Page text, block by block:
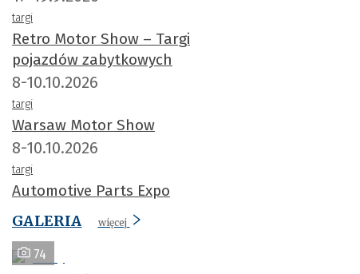
targi
Retro Motor Show – Targi
pojazdów zabytkowych
8-10.10.2026
targi
Warsaw Motor Show
8-10.10.2026
targi
Automotive Parts Expo
GALERIA
więcej
74